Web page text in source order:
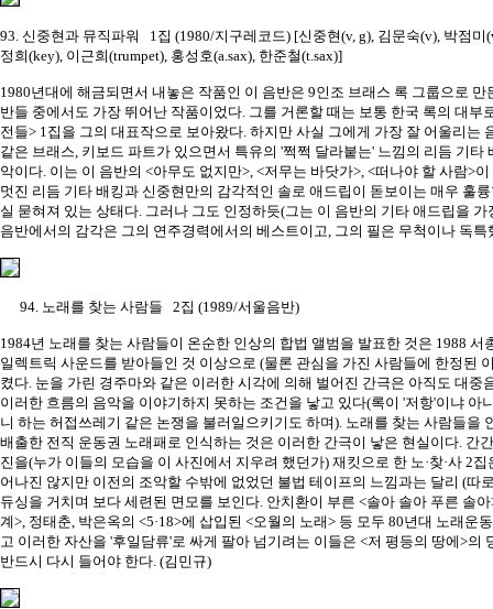
93. 신중현과 뮤직파워 1집 (1980/지구레코드) [신중현(v, g), 김문숙(v), 박점미
정희(key), 이근희(trumpet), 홍성호(a.sax), 한준철(t.sax)]
1980년대에 해금되면서 내놓은 작품인 이 음반은 9인조 브래스 록 그룹으로
반들 중에서도 가장 뛰어난 작품이었다. 그를 거론할 때는 보통 한국 록의 대부
전들> 1집을 그의 대표작으로 보아왔다. 하지만 사실 그에게 가장 잘 어울리는
같은 브래스, 키보드 파트가 있으면서 특유의 '쩍쩍 달라붙는' 느낌의 리듬 기타
악이다. 이는 이 음반의 <아무도 없지만>, <저무는 바닷가>, <떠나야 할 사람>
멋진 리듬 기타 배킹과 신중현만의 감각적인 솔로 애드립이 돋보이는 매우 훌
실 묻혀져 있는 상태다. 그러나 그도 인정하듯(그는 이 음반의 기타 애드립을
음반에서의 감각은 그의 연주경력에서의 베스트이고, 그의 필은 무척이나 독특
94. 노래를 찾는 사람들 2집 (1989/서울음반)
1984년 노래를 찾는 사람들이 온순한 인상의 합법 앨범을 발표한 것은 1988 서
일렉트릭 사운드를 받아들인 것 이상으로 (물론 관심을 가진 사람들에 한정된
켰다. 눈을 가린 경주마와 같은 이러한 시각에 의해 벌어진 간극은 아직도 대중
이러한 흐름의 음악을 이야기하지 못하는 조건을 낳고 있다(록이 '저항'이냐 아
니 하는 허접쓰레기 같은 논쟁을 불러일으키기도 하며). 노래를 찾는 사람들을
배출한 전직 운동권 노래패로 인식하는 것은 이러한 간극이 낳은 현실이다. 간
진을(누가 이들의 모습을 이 사진에서 지우려 했던가) 재킷으로 한 노·찾·사 2
어나진 않지만 이전의 조악할 수밖에 없었던 불법 테이프의 느낌과는 달리 (따
듀싱을 거치며 보다 세련된 면모를 보인다. 안치환이 부른 <솔아 솔아 푸른 솔
계>, 정태춘, 박은옥의 <5·18>에 삽입된 <오월의 노래> 등 모두 80년대 노래운
고 이러한 자산을 '후일담류'로 싸게 팔아 넘기려는 이들은 <저 평등의 땅에>의
반드시 다시 들어야 한다. (김민규)